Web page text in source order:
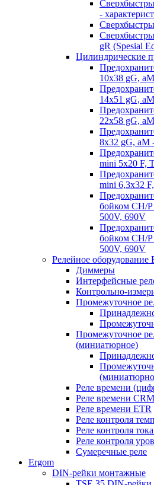
-
gR (Spesial
Цилиндрические
10x38 gG,
14x51 gG,
22x58 gG,
8x32 gG, aM
mini 5x20 F,
mini 6,3x32
бойком CH/
500V, 690V
бойком CH/
500V, 690V
Релейное оборудование
Диммеры
Интерфейсные
Контрольно-
Промежуточное
Промежуточное
(миниатюрное)
Реле времени
Реле времени
Реле времени ETR
Реле контроля
Реле контроля
Реле контроля
Сумеречные реле
Ergom
DIN-рейки монтажные